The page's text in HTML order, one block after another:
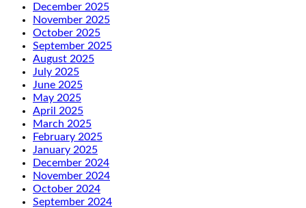
December 2025
November 2025
October 2025
September 2025
August 2025
July 2025
June 2025
May 2025
April 2025
March 2025
February 2025
January 2025
December 2024
November 2024
October 2024
September 2024